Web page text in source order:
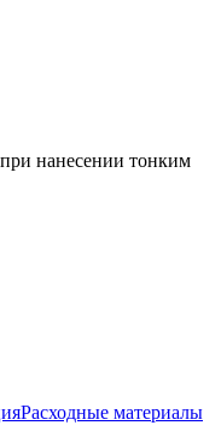
нанесении тонким
Расходные материалы